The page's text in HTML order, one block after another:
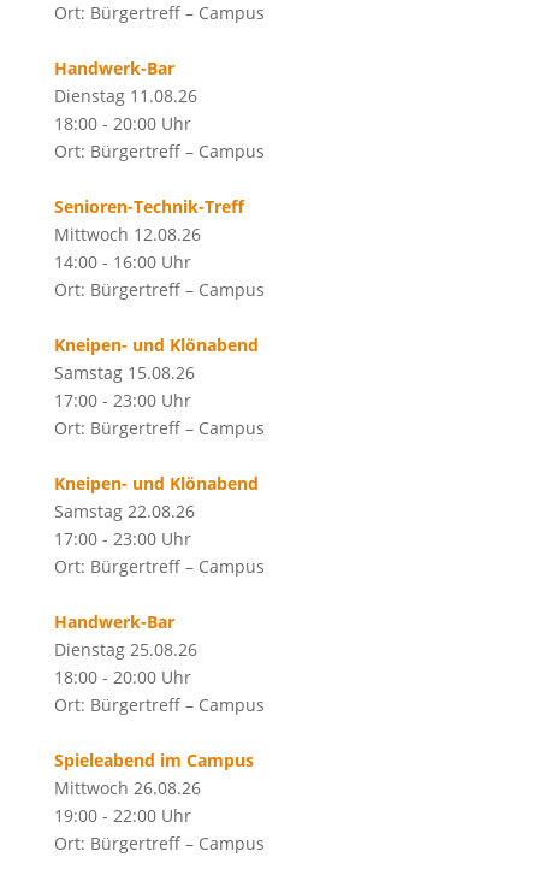
Ort: Bürgertreff – Campus
Handwerk-Bar
Dienstag 11.08.26
18:00 - 20:00 Uhr
Ort: Bürgertreff – Campus
Senioren-Technik-Treff
Mittwoch 12.08.26
14:00 - 16:00 Uhr
Ort: Bürgertreff – Campus
Kneipen- und Klönabend
Samstag 15.08.26
17:00 - 23:00 Uhr
Ort: Bürgertreff – Campus
Kneipen- und Klönabend
Samstag 22.08.26
17:00 - 23:00 Uhr
Ort: Bürgertreff – Campus
Handwerk-Bar
Dienstag 25.08.26
18:00 - 20:00 Uhr
Ort: Bürgertreff – Campus
Spieleabend im Campus
Mittwoch 26.08.26
19:00 - 22:00 Uhr
Ort: Bürgertreff – Campus